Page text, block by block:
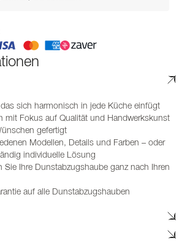
sich harmonisch in jede Küche einfügt
mit Fokus auf Qualität und Handwerkskunst
gefertigt
Modellen, Details und Farben – oder
individuelle Lösung
Sie Ihre Dunstabzugshaube ganz nach Ihren
auf alle Dunstabzugshauben